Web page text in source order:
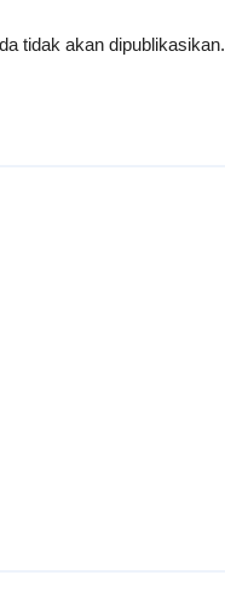
tidak akan dipublikasikan.